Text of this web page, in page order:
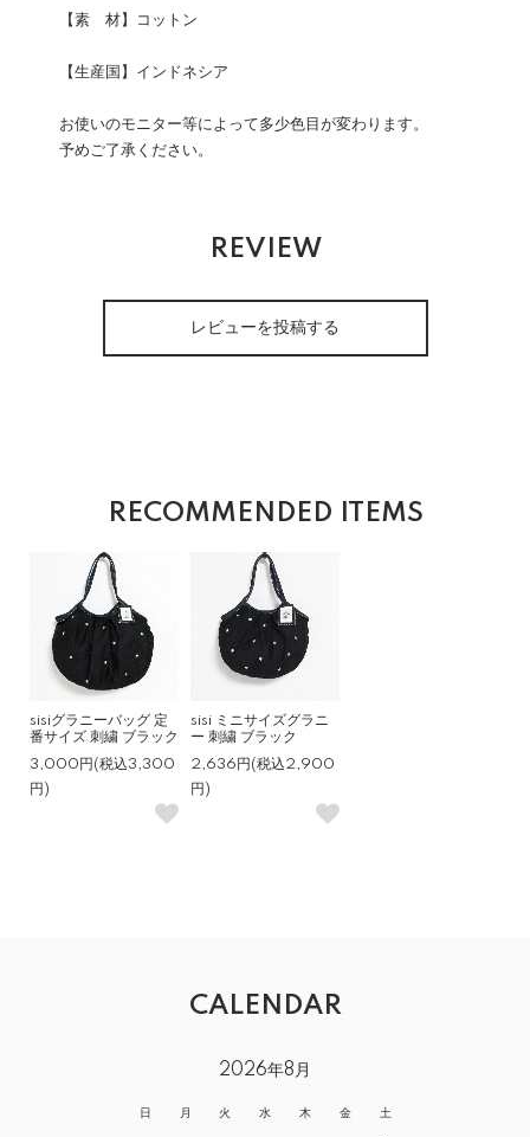
【素 材】コットン
【生産国】インドネシア
お使いのモニター等によって多少色目が変わります。
予めご了承ください。
REVIEW
レビューを投稿する
RECOMMENDED ITEMS
sisiグラニーバッグ 定
番サイズ 刺繍 ブラック
3,000円(税込3,300
円)
sisi ミニサイズグラニ
ー 刺繍 ブラック
2,636円(税込2,900
円)
CALENDAR
2026年8月
日 月 火 水 木 金 土